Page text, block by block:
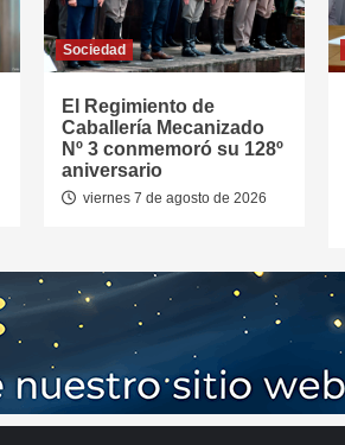
Sociedad
El Regimiento de
Caballería Mecanizado
Nº 3 conmemoró su 128º
aniversario
viernes 7 de agosto de 2026